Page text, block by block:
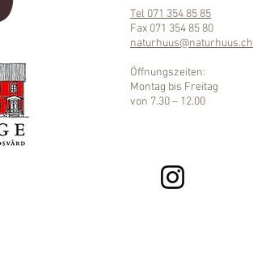
Tel 071 354 85 85
Fax 071 354 85 80
naturhuus@naturhuus.ch​
Öffnungszeiten:
Montag bis Freitag
von 7.30 – 12.00